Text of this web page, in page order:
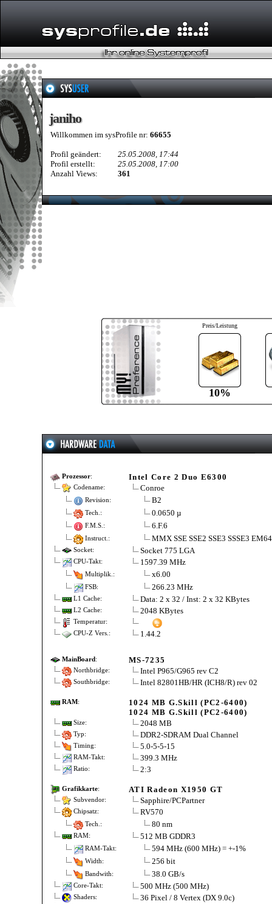
janiho
janiho
Willkommen im sysProfile nr: 66655
Profil geändert:
25.05.2008, 17:44
Profil erstellt:
25.05.2008, 17:00
Anzahl Views:
361
Preis/Leistung
10%
Prozessor: Intel Core 2 Duo E6300
Codename: Conroe
Revision: B2
Tech.: 0.0650 µ
F.M.S.: 6.F.6
Instruct.: MMX SSE SSE2 SSE3 SSSE3
Socket: Socket 775 LGA
CPU-Takt: 1597.39 MHz
Multiplik.: x6.00
FSB: 266.23 MHz
L1 Cache: Data: 2 x 32 / Inst: 2 x 32 KBytes
L2 Cache: 2048 KBytes
Temperatur:
CPU-Z Vers.:
1.44.2
MainBoard: MS-7235
Northbridge: Intel P965/G965 rev C2
Southbridge: Intel 82801HB/HR (ICH8/R) rev 02
RAM:
1024 MB G.Skill (PC2-6400)
1024 MB G.Skill (PC2-6400)
Size: 2048 MB
Typ: DDR2-SDRAM Dual Channel
Timing: 5.0-5-5-15
RAM-Takt: 399.3 MHz
Ratio: 2:3
Grafikkarte: ATI Radeon X1950 GT
Subvendor: Sapphire/PCPartner
Chipsatz: RV570
Tech.: 80 nm
RAM: 512 MB GDDR3
RAM-Takt: 594 MHz (600 MHz) = +-1%
Width: 256 bit
Bandwith: 38.0 GB/s
Core-Takt: 500 MHz (500 MHz)
Shaders: 36 Pixel / 8 Vertex (DX 9.0c)